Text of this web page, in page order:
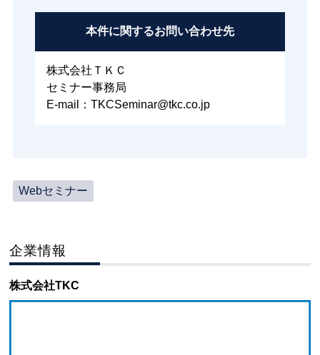
本件に関するお問い合わせ先
株式会社ＴＫＣ
セミナー事務局
E-mail：TKCSeminar@tkc.co.jp
Webセミナー
企業情報
株式会社TKC